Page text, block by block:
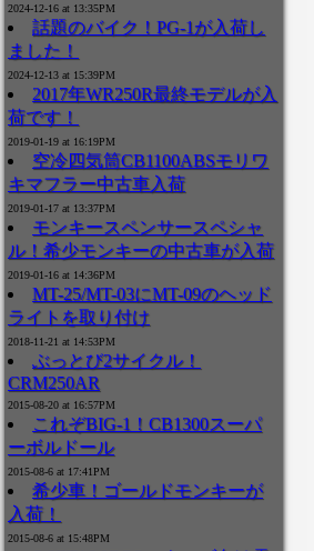
2024-12-16 at 13:35PM
話題のバイク！PG-1が入荷し
ました！
2024-12-13 at 15:39PM
2017年WR250R最終モデルが入
荷です！
2019-01-19 at 16:19PM
空冷四気筒CB1100ABSモリワ
キマフラー中古車入荷
2019-01-17 at 13:37PM
モンキースペンサースペシャ
ル！希少モンキーの中古車が入荷
2019-01-16 at 14:36PM
MT-25/MT-03にMT-09のヘッド
ライトを取り付け
2018-11-21 at 14:53PM
ぶっとび2サイクル！
CRM250AR
2015-08-20 at 16:57PM
これぞBIG-1！CB1300スーパ
ーボルドール
2015-08-6 at 17:41PM
希少車！ゴールドモンキーが
入荷！
2015-08-6 at 15:48PM